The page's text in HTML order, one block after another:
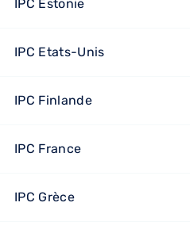
IPC Estonie
IPC Etats-Unis
IPC Finlande
IPC France
IPC Grèce